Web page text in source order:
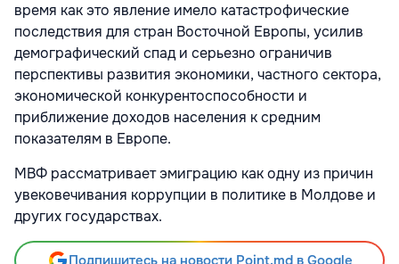
время как это явление имело катастрофические
последствия для стран Восточной Европы, усилив
демографический спад и серьезно ограничив
перспективы развития экономики, частного сектора,
экономической конкурентоспособности и
приближение доходов населения к средним
показателям в Европе.
МВФ рассматривает эмиграцию как одну из причин
увековечивания коррупции в политике в Молдове и
других государствах.